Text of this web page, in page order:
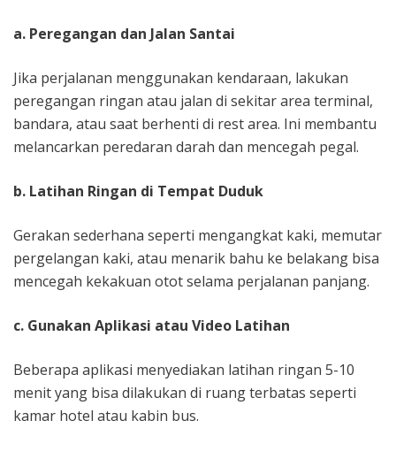
a. Peregangan dan Jalan Santai
Jika perjalanan menggunakan kendaraan, lakukan
peregangan ringan atau jalan di sekitar area terminal,
bandara, atau saat berhenti di rest area. Ini membantu
melancarkan peredaran darah dan mencegah pegal.
b. Latihan Ringan di Tempat Duduk
Gerakan sederhana seperti mengangkat kaki, memutar
pergelangan kaki, atau menarik bahu ke belakang bisa
mencegah kekakuan otot selama perjalanan panjang.
c. Gunakan Aplikasi atau Video Latihan
Beberapa aplikasi menyediakan latihan ringan 5-10
menit yang bisa dilakukan di ruang terbatas seperti
kamar hotel atau kabin bus.